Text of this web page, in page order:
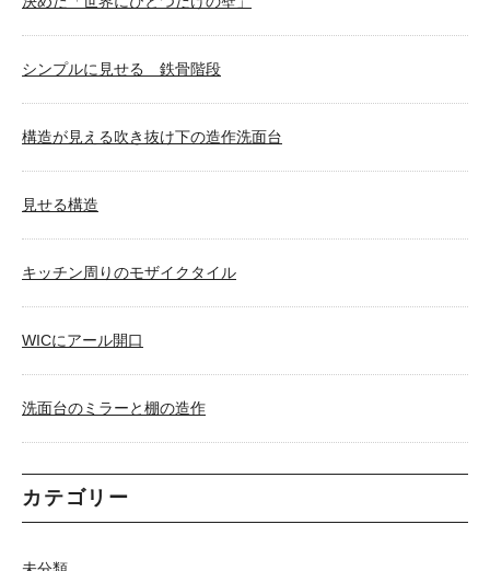
シンプルに見せる 鉄骨階段
構造が見える吹き抜け下の造作洗面台
見せる構造
キッチン周りのモザイクタイル
WICにアール開口
洗面台のミラーと棚の造作
カテゴリー